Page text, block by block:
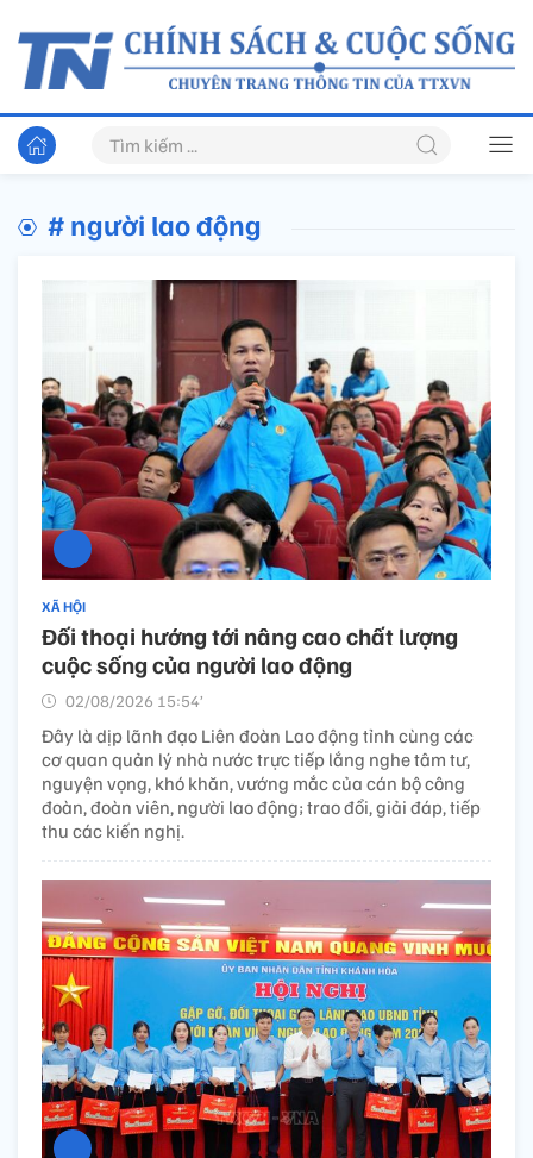
# người lao động
XÃ HỘI
Đối thoại hướng tới nâng cao chất lượng
cuộc sống của người lao động
02/08/2026 15:54’
Đây là dịp lãnh đạo Liên đoàn Lao động tỉnh cùng các
cơ quan quản lý nhà nước trực tiếp lắng nghe tâm tư,
nguyện vọng, khó khăn, vướng mắc của cán bộ công
đoàn, đoàn viên, người lao động; trao đổi, giải đáp, tiếp
thu các kiến nghị.